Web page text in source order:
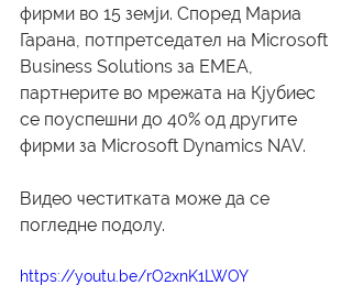
фирми во 15 земји. Според Мариа
Гарана, потпретседател на Microsoft
Business Solutions за ЕМЕА,
партнерите во мрежата на Кјубиес
се поуспешни до 40% од другите
фирми за Microsoft Dynamics NAV.
Видео честитката може да се
погледне подолу.
https://youtu.be/rO2xnK1LWOY